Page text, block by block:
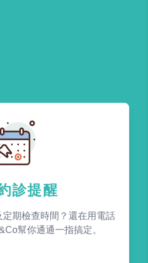
診提醒
期檢查時間？還在用電話
幫你通通一指搞定。